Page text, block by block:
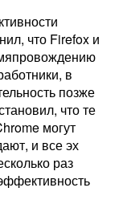
что Firefox и
в
позже
что те
могут
и все эх
раз